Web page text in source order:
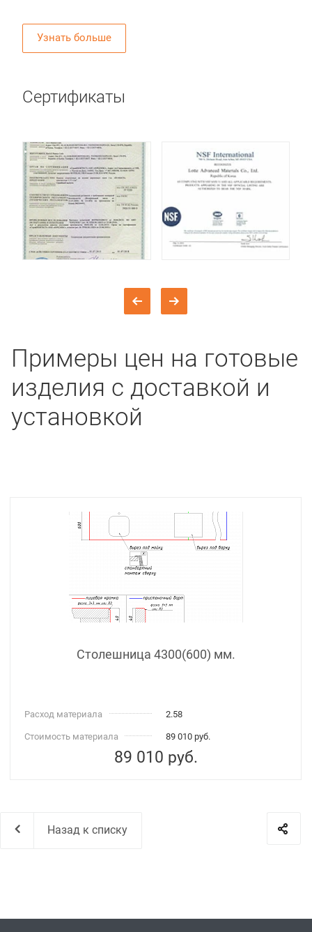
Узнать больше
Сертификаты
Примеры цен на готовые
изделия с доставкой и
установкой
Столешница 4300(600) мм.
Расход материала 2.58
Стоимость материала 89 010 руб.
89 010 руб.
Назад к списку